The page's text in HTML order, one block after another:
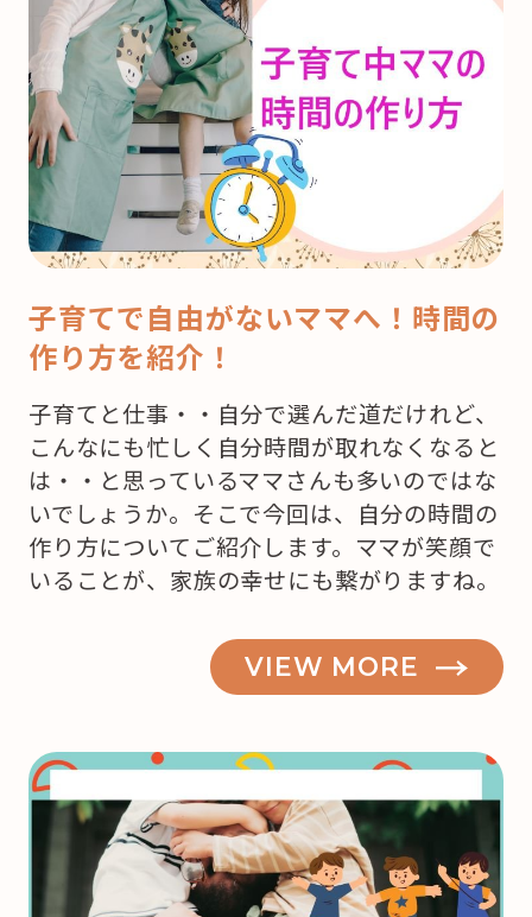
子育てで自由がないママへ！時間の
作り方を紹介！
子育てと仕事・・自分で選んだ道だけれど、
こんなにも忙しく自分時間が取れなくなると
は・・と思っているママさんも多いのではな
いでしょうか。そこで今回は、自分の時間の
作り方についてご紹介します。ママが笑顔で
いることが、家族の幸せにも繋がりますね。
VIEW MORE